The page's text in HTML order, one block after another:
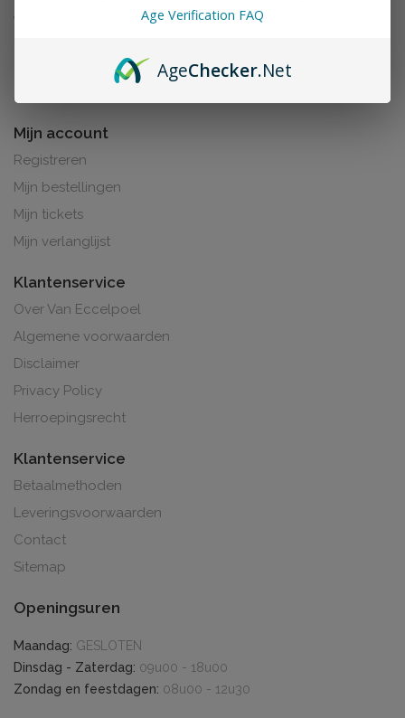
Mijn account
Registreren
Mijn bestellingen
Mijn tickets
Mijn verlanglijst
Klantenservice
Over Van Eccelpoel
Algemene voorwaarden
Disclaimer
Privacy Policy
Herroepingsrecht
Klantenservice
Betaalmethoden
Leveringsvoorwaarden
Contact
Sitemap
Openingsuren
Maandag: GESLOTEN
Dinsdag - Zaterdag: 09u00 - 18u00
Zondag en feestdagen: 08u00 - 12u30
Age Verification FAQ
AgeChecker.Net